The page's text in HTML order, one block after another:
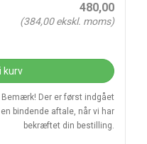
480,00
(384,00ekskl. moms)
kurv
Bemærk! Der er først indgået
en bindende aftale, når vi har
bekræftet din bestilling.